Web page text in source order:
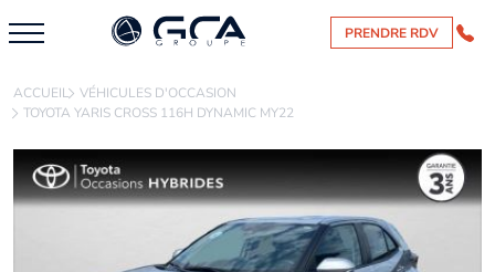
PRENDRE RDV
ACCUEIL VÉHICULES D'OCCASION
TOYOTA YARIS CROSS 116H DYNAMIC MY22